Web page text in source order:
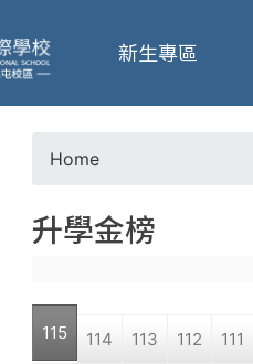
o
u
a
Home
升學金榜
115 114 113 112 111
新生專區